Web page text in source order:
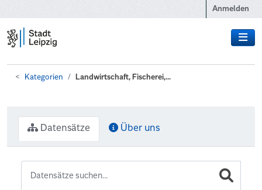
Anmelden
Kategorien Landwirtschaft, Fischerei,...
Datensätze Über uns